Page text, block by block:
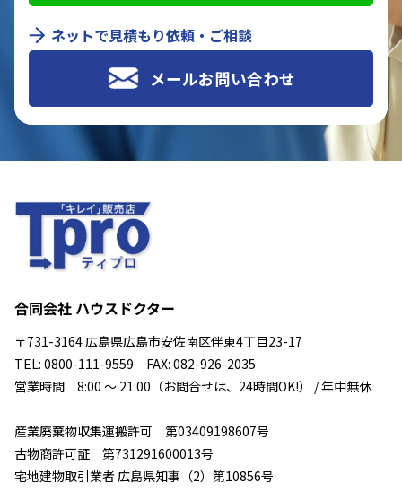
ネットで見積もり依頼・ご相談
メールお問い合わせ
合同会社 ハウスドクター
〒731-3164 広島県広島市安佐南区伴東4丁目23-17
TEL: 0800-111-9559 FAX: 082-926-2035
営業時間 8:00 ～ 21:00（お問合せは、24時間OK!） / 年中無休
産業廃棄物収集運搬許可 第03409198607号
古物商許可証 第731291600013号
宅地建物取引業者 広島県知事（2）第10856号